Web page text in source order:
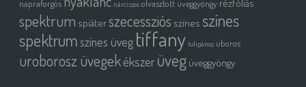
napraforgós nárciszos olvasztott üveggyöngy rézfóliás
spektrum spiáterszecessziós színes színes
spektrumszínes üveg tiffany tulipános uboros
uroborosz üvegekékszerüveg üveggyöngy